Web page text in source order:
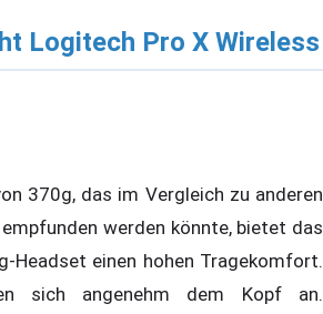
Logitech Pro X Wireless
370g, das im Vergleich zu anderen
werden könnte, bietet das
Headset einen hohen Tragekomfort.
sich angenehm dem Kopf an.